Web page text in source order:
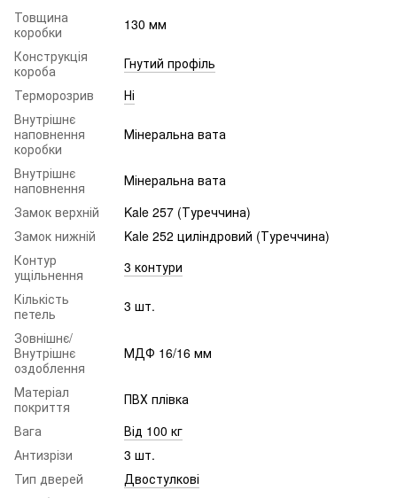
Товщина
коробки
130 мм
Конструкція
короба
Гнутий профіль
Терморозрив
Ні
Внутрішнє
наповнення
коробки
Мінеральна вата
Внутрішнє
наповнення
Мінеральна вата
Замок верхній
Kale 257 (Туреччина)
Замок нижній
Kale 252 циліндровий (Туреччина)
Контур
ущільнення
3 контури
Кількість
петель
3 шт.
Зовнішнє/
Внутрішнє
оздоблення
МДФ 16/16 мм
Матеріал
покриття
ПВХ плівка
Вага
Від 100 кг
Антизрізи
3 шт.
Тип дверей
Двостулкові